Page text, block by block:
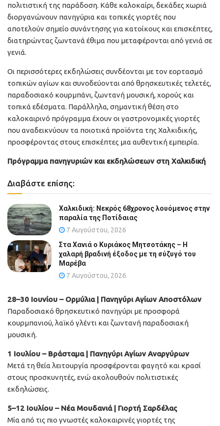
πολιτιστική της παράδοση. Κάθε καλοκαίρι, δεκάδες χωριά
διοργανώνουν πανηγύρια και τοπικές γιορτές που
αποτελούν σημείο συνάντησης για κατοίκους και επισκέπτες,
διατηρώντας ζωντανά έθιμα που μεταφέρονται από γενιά σε
γενιά.
Οι περισσότερες εκδηλώσεις συνδέονται με τον εορτασμό
τοπικών αγίων και συνοδεύονται από θρησκευτικές τελετές,
παραδοσιακό κουρμπάνι, ζωντανή μουσική, χορούς και
τοπικά εδέσματα. Παράλληλα, σημαντική θέση στο
καλοκαιρινό πρόγραμμα έχουν οι γαστρονομικές γιορτές
που αναδεικνύουν τα ποιοτικά προϊόντα της Χαλκιδικής,
προσφέροντας στους επισκέπτες μια αυθεντική εμπειρία.
Πρόγραμμα πανηγυριών και εκδηλώσεων στη Χαλκιδική
Διαβάστε επίσης:
Χαλκιδική: Νεκρός 68χρονος λουόμενος στην
παραλία της Ποτίδαιας
7 Αυγούστου, 2026
Στα Χανιά ο Κυριάκος Μητσοτάκης – Η
χαλαρή βραδινή έξοδος με τη σύζυγό του
Μαρέβα
7 Αυγούστου, 2026
28–30 Ιουνίου – Ορμύλια | Πανηγύρι Αγίων Αποστόλων
Παραδοσιακό θρησκευτικό πανηγύρι με προσφορά
κουρμπανιού, λαϊκό γλέντι και ζωντανή παραδοσιακή
μουσική.
1 Ιουλίου – Βράσταμα | Πανηγύρι Αγίων Αναργύρων
Μετά τη θεία λειτουργία προσφέρονται φαγητό και κρασί
στους προσκυνητές, ενώ ακολουθούν πολιτιστικές
εκδηλώσεις.
5–12 Ιουλίου – Νέα Μουδανιά | Γιορτή Σαρδέλας
Μία από τις πιο γνωστές καλοκαιρινές γιορτές της